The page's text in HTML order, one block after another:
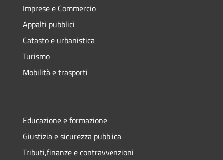
Imprese e Commercio
Appalti pubblici
Catasto e urbanistica
Turismo
Mobilità e trasporti
Educazione e formazione
Giustizia e sicurezza pubblica
Tributi,finanze e contravvenzioni